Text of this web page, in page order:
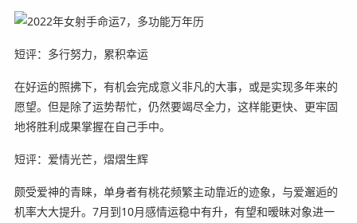
短评：多行努力，累积幸运
在好运的照拂下，有机会完成意义非凡的大事，或是实现多年来的
愿望。但是除了运势帮忙，仍然要竭尽全力，这样能更快、更牢固
地将胜利成果掌握在自己手中。
短评：爱情光芒，熠熠生辉
颇受爱神的青睐，单身者有桃花频繁主动靠近的迹象，与爱邂逅的
机率大大提升。7月到10月感情运稳中有升，有望和暧昧对象进一